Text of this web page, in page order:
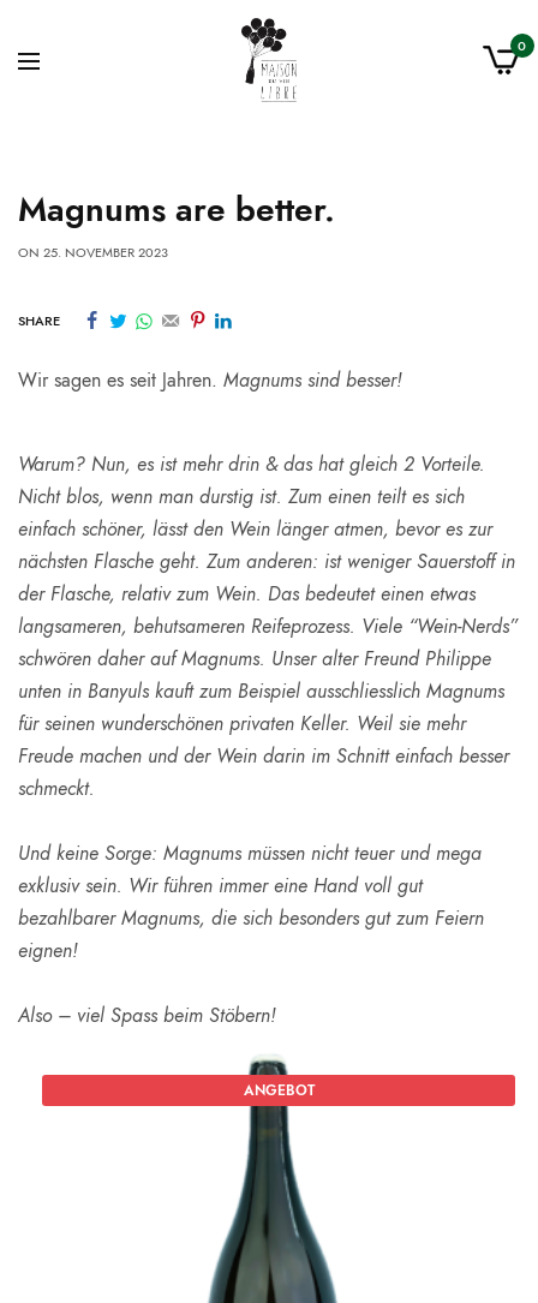
0
Magnums are better.
ON 25. NOVEMBER 2023
SHARE
Wir sagen es seit Jahren.Magnums sind besser!
Warum? Nun, es ist mehr drin & das hat gleich 2 Vorteile.
Nicht blos, wenn man durstig ist. Zum einen teilt es sich
einfach schöner, lässt den Wein länger atmen, bevor es zur
nächsten Flasche geht. Zum anderen: ist weniger Sauerstoff in
der Flasche, relativ zum Wein. Das bedeutet einen etwas
langsameren, behutsameren Reifeprozess. Viele “Wein-Nerds”
schwören daher auf Magnums. Unser alter Freund Philippe
unten in Banyuls kauft zum Beispiel ausschliesslich Magnums
für seinen wunderschönen privaten Keller. Weil sie mehr
Freude machen und der Wein darin im Schnitt einfach besser
schmeckt.
Und keine Sorge: Magnums müssen nicht teuer und mega
exklusiv sein. Wir führen immer eine Hand voll gut
bezahlbarer Magnums, die sich besonders gut zum Feiern
eignen!
Also – viel Spass beim Stöbern!
ANGEBOT